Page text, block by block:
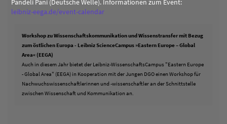
Pandeli Pani (Deutsche Welle). Informationen zum Event:
leibniz-eega.de/event-calendar
Workshop zu Wissenschaftskommunikation und Wissenstransfer mit Bezug
zum östlichen Europa - Leibniz ScienceCampus »Eastern Europe – Global
Area« (EEGA)
Auch in diesem Jahr bietet der Leibniz-WissenschaftsCampus "Eastern Europe
- Global Area" (EEGA) in Kooperation mit der Jungen DGO einen Workshop für
Nachwuchswissenschaftlerinnen und -wissenschaftler an der Schnittstelle
zwischen Wissenschaft und Kommunikation an.